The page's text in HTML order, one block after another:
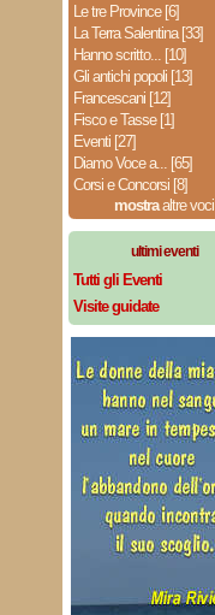
Le tre Province [6]
La Terra Salentina [33]
Hanno scritto... [10]
Gli antichi popoli [13]
Francescani [12]
Fisco e Tasse [1]
Eventi [27]
Diamo Voce a... [65]
Corsi e Concorsi [8]
mostraaltre voci
ultimi eventi
Tutti gli Eventi
Visite guidate